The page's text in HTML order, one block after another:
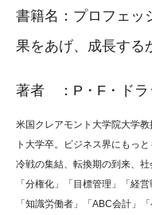
書籍名：プロフェ
果をあげ、成長する
著者 ：P・F・ドラ
米国クレアモント大学院大学
ト大学卒。ビジネス界にもっ
冷戦の集結、転換期の到来、社
「分権化」「目標管理」「経
「知識労働者」「ABC会計」